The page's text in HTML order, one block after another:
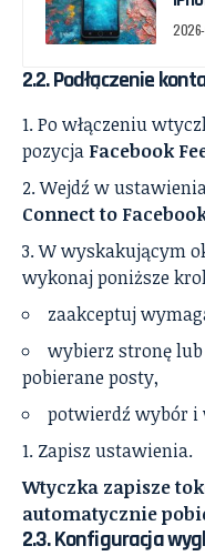
2.2. Podłączenie
Po włączeniu
pozycja Facebook
Wejdź w
Connect to
W wyskakującym
wykonaj poniższe
zaakceptuj
wybierz stronę
pobierane posty,
potwierdź wybór i
Zapisz ustawienia.
Wtyczka zapisze
automatycznie
2.3. Konfiguracja